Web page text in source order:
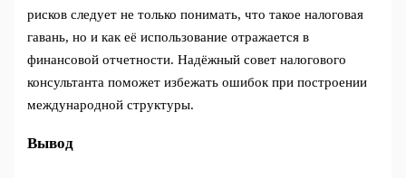
рисков следует не только понимать, что такое налоговая
гавань, но и как её использование отражается в
финансовой отчетности. Надёжный совет налогового
консультанта поможет избежать ошибок при построении
международной структуры.
Вывод